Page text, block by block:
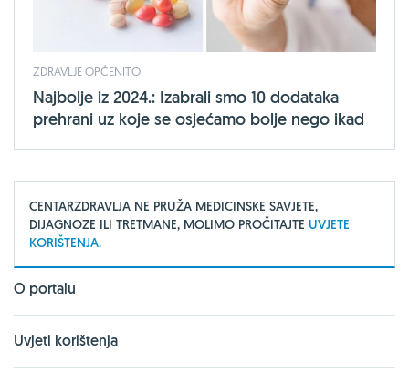
ZDRAVLJE OPĆENITO
Najbolje iz 2024.: Izabrali smo 10 dodataka
prehrani uz koje se osjećamo bolje nego ikad
CENTARZDRAVLJA NE PRUŽA MEDICINSKE SAVJETE,
DIJAGNOZE ILI TRETMANE, MOLIMO PROČITAJTE UVJETE
KORIŠTENJA.
O portalu
Uvjeti korištenja